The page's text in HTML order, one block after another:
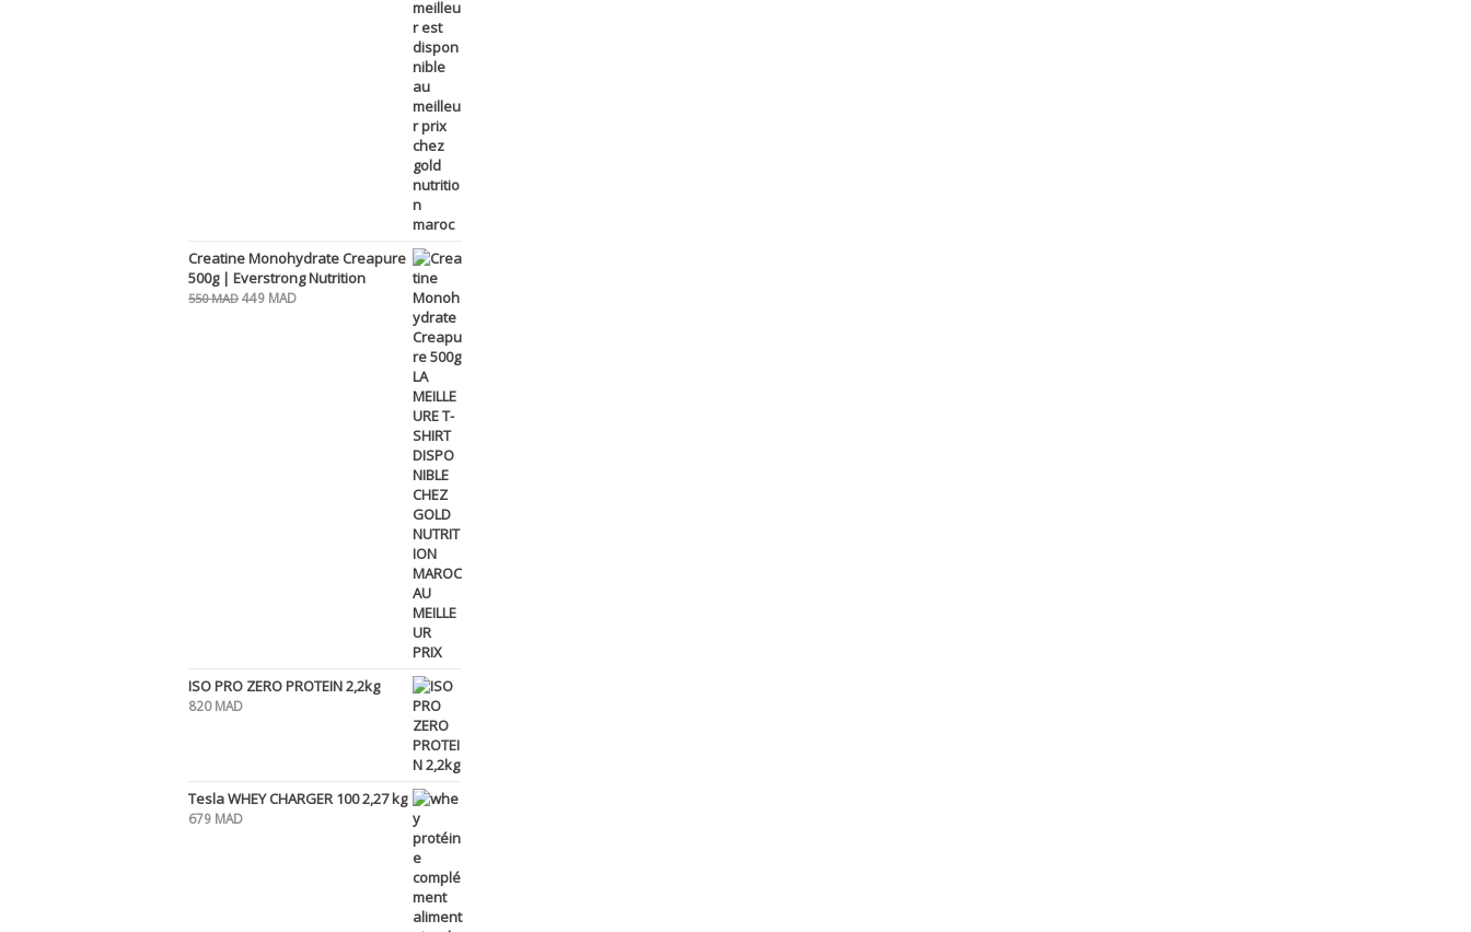
Creatine Monohydrate Creapure
500g | Everstrong Nutrition
550MAD Le
449 MADLe
ISO PRO ZERO PROTEIN 2,2kg
820MAD
Tesla WHEY CHARGER 100 2,27 kg
679 MAD